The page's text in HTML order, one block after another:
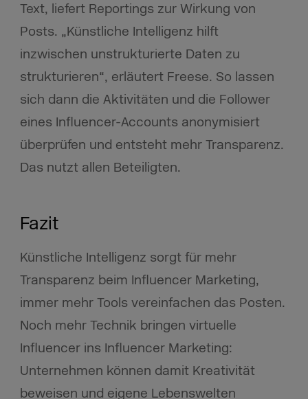
Text, liefert Reportings zur Wirkung von
Posts. „Künstliche Intelligenz hilft
inzwischen unstrukturierte Daten zu
strukturieren“, erläutert Freese. So lassen
sich dann die Aktivitäten und die Follower
eines Influencer-Accounts anonymisiert
überprüfen und entsteht mehr Transparenz.
Das nutzt allen Beteiligten.
Fazit
Künstliche Intelligenz sorgt für mehr
Transparenz beim Influencer Marketing,
immer mehr Tools vereinfachen das Posten.
Noch mehr Technik bringen virtuelle
Influencer ins Influencer Marketing:
Unternehmen können damit Kreativität
beweisen und eigene Lebenswelten